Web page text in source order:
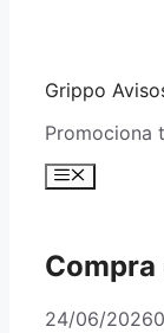
Grippo
Promociona
Menú
Compra
24/06/2026